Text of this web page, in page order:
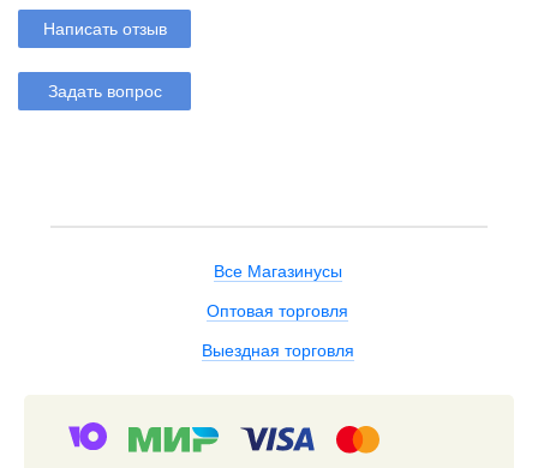
Написать отзыв
Задать вопрос
Все Магазинусы
Оптовая торговля
Выездная торговля